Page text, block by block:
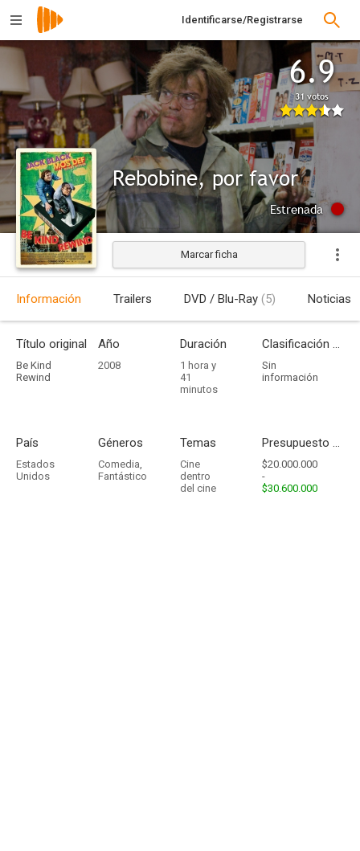
Identificarse/Registrarse
6.9
31 votos
Rebobine, por favor
Estrenada
Marcar ficha
Información Trailers DVD / Blu-Ray (5) Noticias
Título original
Be Kind
Rewind
Año
2008
Duración
1 hora y
41
minutos
Clasificación por edades
Sin
información
País
Estados
Unidos
Géneros
Comedia,
Fantástico
Temas
Cine
dentro
del cine
Presupuesto - Ingresos
$20.000.000
-
$30.600.000